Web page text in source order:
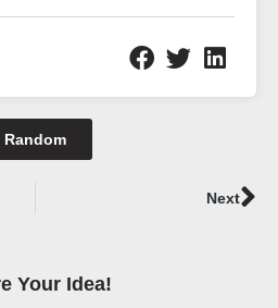
Random
Next
Your Idea!​